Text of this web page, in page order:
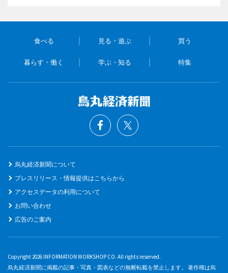
食べる 見る・遊ぶ 買う
暮らす・働く 学ぶ・知る 特集
烏丸経済新聞について
プレスリリース・情報提供はこちらから
アクセスデータの利用について
お問い合わせ
広告のご案内
Copyright 2026 INFORMATION WORKSHOP CO. All rights reserved.
烏丸経済新聞に掲載の記事・写真・図表などの無断転載を禁止します。 著作権は烏